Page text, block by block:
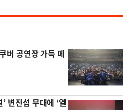
버 공연장 가득 메
변진섭 무대에 ‘열